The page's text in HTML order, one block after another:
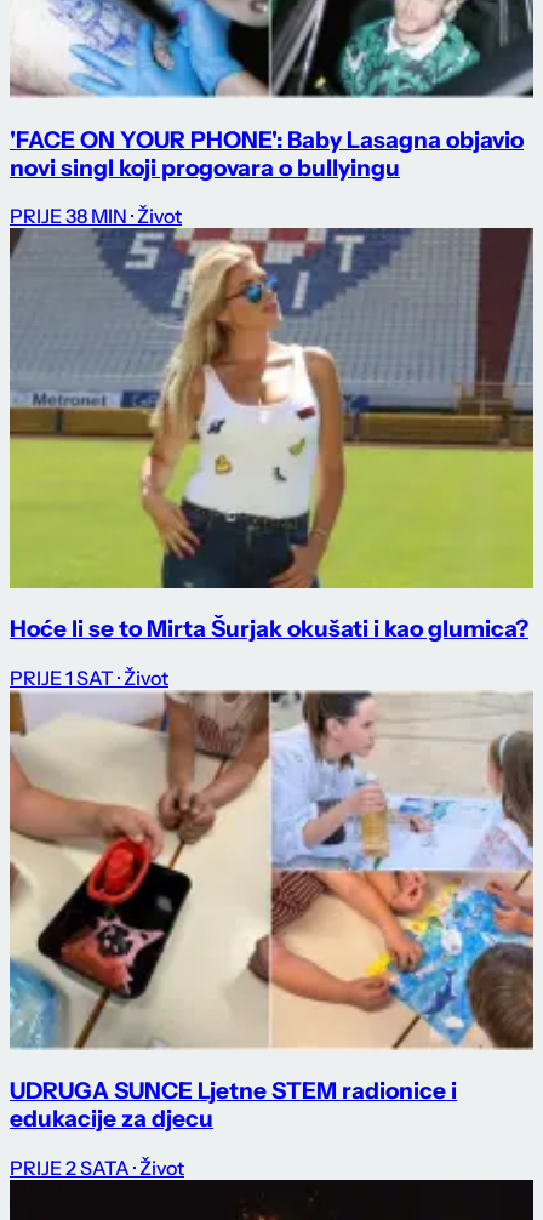
'FACE ON YOUR PHONE': Baby Lasagna objavio
novi singl koji progovara o bullyingu
PRIJE 38 MIN · Život
Hoće li se to Mirta Šurjak okušati i kao glumica?
PRIJE 1 SAT · Život
UDRUGA SUNCE Ljetne STEM radionice i
edukacije za djecu
PRIJE 2 SATA · Život